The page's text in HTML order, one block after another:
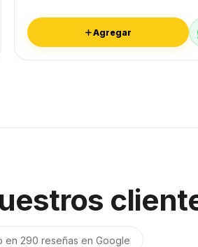
Agregar
en 290 reseñas en Google